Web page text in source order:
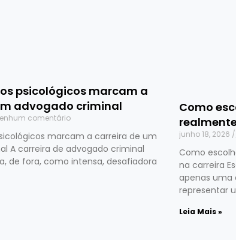
psicológicos marcam a
advogado criminal
comentário
marcam a carreira de um
A carreira de advogado criminal
de fora, como intensa, desafiadora
Como
junho 18, 2026
Como
na carreira
apenas uma
representar
Leia Mais »